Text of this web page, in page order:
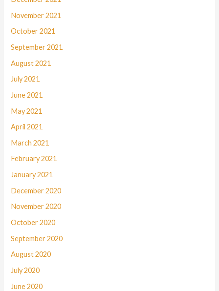
November 2021
October 2021
September 2021
August 2021
July 2021
June 2021
May 2021
April 2021
March 2021
February 2021
January 2021
December 2020
November 2020
October 2020
September 2020
August 2020
July 2020
June 2020